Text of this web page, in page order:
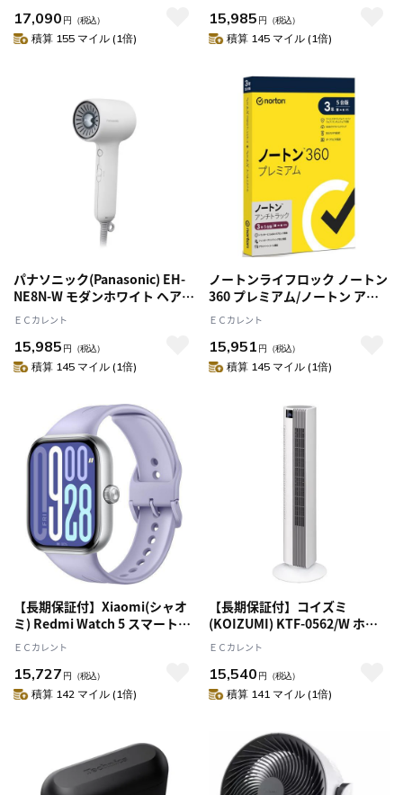
17,090 円 （税込）
積算 155 マイル (1倍)
ルマイナスイオン
15,985 円 （税込）
積算 145 マイル (1倍)
パナソニック(Panasonic) EH-
NE8N-W モダンホワイト ヘアド
ライヤー イオニティ Panasonic
ionity コンパクト ダブルミネラ
ルマイナスイオン
ＥＣカレント
15,985 円 （税込）
積算 145 マイル (1倍)
ノートンライフロック ノートン
360 プレミアム/ノートン アン
チトラック 3年5台版
ＥＣカレント
15,951 円 （税込）
積算 145 マイル (1倍)
【長期保証付】Xiaomi(シャオ
ミ) Redmi Watch 5 スマートウ
ォッチ ラベンダーパープル
ＥＣカレント
15,727 円 （税込）
積算 142 マイル (1倍)
【長期保証付】コイズミ
(KOIZUMI) KTF-0562/W ホワ
イト タワーファン
ＥＣカレント
15,540 円 （税込）
積算 141 マイル (1倍)